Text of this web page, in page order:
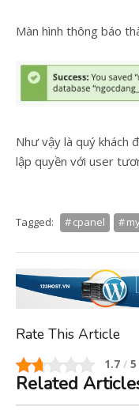
Màn hình thông báo
Như vậy là quý khách
lập quyền với user
Tagged:
cpanel
Rate This Article
1.7 / 5
Related